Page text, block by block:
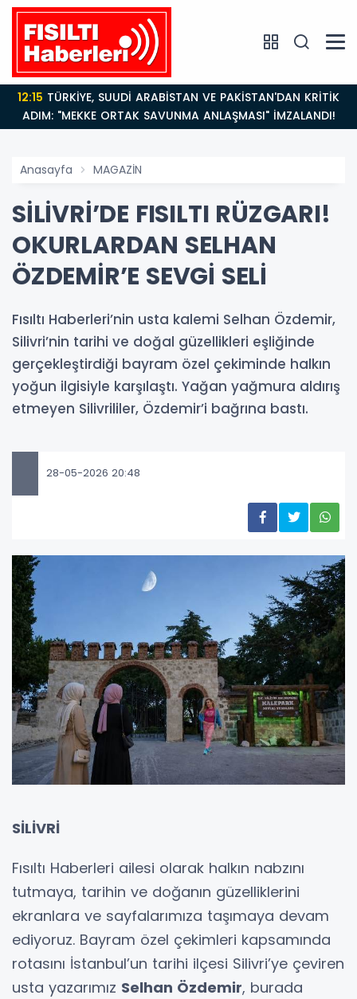
12:15
ADIM: "MEKKE ORTAK SAVUNMA ANLAŞMASI" İMZALANDI!
Anasayfa MAGAZİN
SİLİVRİ’DE FISILTI RÜZGARI!
OKURLARDAN SELHAN
ÖZDEMİR’E SEVGİ SELİ
Fısıltı Haberleri’nin usta kalemi Selhan Özdemir,
Silivri’nin tarihi ve doğal güzellikleri eşliğinde
gerçekleştirdiği bayram özel çekiminde halkın
yoğun ilgisiyle karşılaştı. Yağan yağmura aldırış
etmeyen Silivrililer, Özdemir’i bağrına bastı.
28-05-2026 20:48
SİLİVRİ
Fısıltı Haberleri ailesi olarak halkın nabzını
tutmaya, tarihin ve doğanın güzelliklerini
ekranlara ve sayfalarımıza taşımaya devam
ediyoruz. Bayram özel çekimleri kapsamında
rotasını İstanbul’un tarihi ilçesi Silivri’ye çeviren
usta yazarımız Selhan Özdemir, burada